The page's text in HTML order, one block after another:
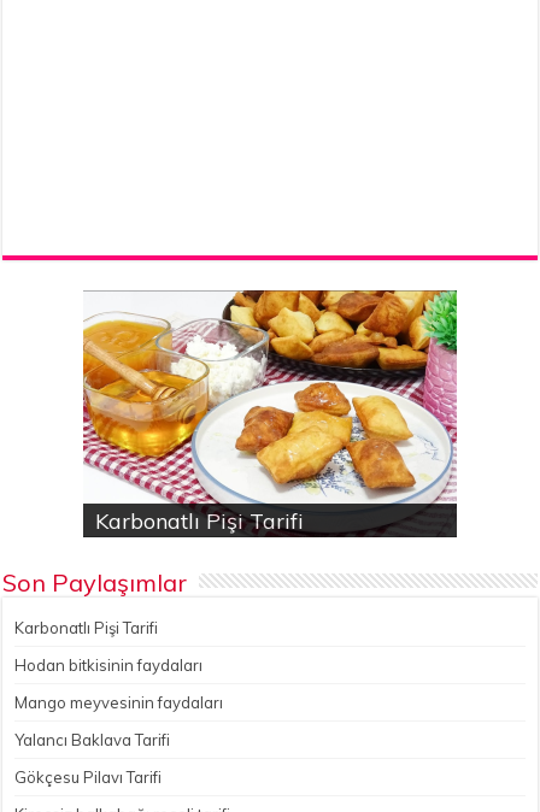
Karbonatlı Pişi Tarifi
Hodan bitkisinin faydaları
Yalancı Baklava Tarifi
Gökçesu Pilavı Tarifi
Nohutlu kereviz yemeği
Son Paylaşımlar
Karbonatlı Pişi Tarifi
Hodan bitkisinin faydaları
Mango meyvesinin faydaları
Yalancı Baklava Tarifi
Gökçesu Pilavı Tarifi